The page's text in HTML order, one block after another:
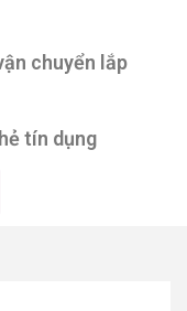
chuyển lắp
tín dụng